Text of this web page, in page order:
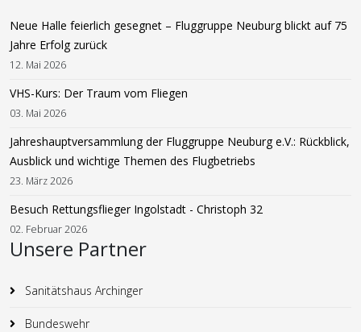
Neue Halle feierlich gesegnet – Fluggruppe Neuburg blickt auf 75
Jahre Erfolg zurück
12. Mai 2026
VHS-Kurs: Der Traum vom Fliegen
03. Mai 2026
Jahreshauptversammlung der Fluggruppe Neuburg e.V.: Rückblick,
Ausblick und wichtige Themen des Flugbetriebs
23. März 2026
Besuch Rettungsflieger Ingolstadt - Christoph 32
02. Februar 2026
Unsere Partner
Sanitätshaus Archinger
Bundeswehr